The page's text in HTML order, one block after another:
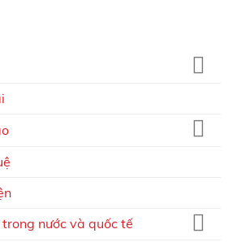
nước và quốc tế